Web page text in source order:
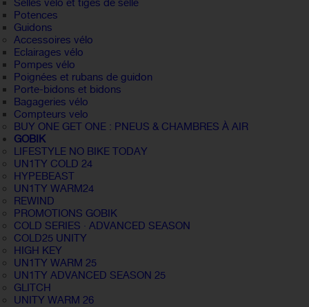
Selles vélo et tiges de selle
Potences
Guidons
Accessoires vélo
Eclairages vélo
Pompes vélo
Poignées et rubans de guidon
Porte-bidons et bidons
Bagageries vélo
Compteurs velo
BUY ONE GET ONE : PNEUS & CHAMBRES À AIR
GOBIK
LIFESTYLE NO BIKE TODAY
UN1TY COLD 24
HYPEBEAST
UN1TY WARM24
REWIND
PROMOTIONS GOBIK
COLD SERIES · ADVANCED SEASON
COLD25 UNITY
HIGH KEY
UN1TY WARM 25
UN1TY ADVANCED SEASON 25
GLITCH
UNITY WARM 26